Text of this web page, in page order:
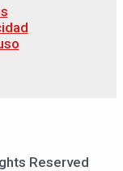
Reserved